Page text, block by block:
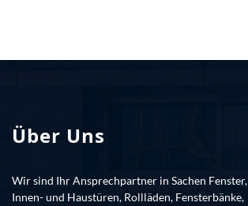
Über Uns
Wir sind Ihr Ansprechpartner in Sachen Fenster,
Innen- und Haustüren, Rollläden, Fensterbänke,